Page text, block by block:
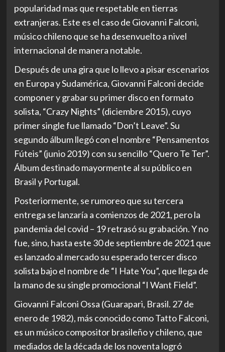
popularidad mas que respetable en tierras
extranjeras. Este es el caso de Giovanni Falconi,
músico chileno que se ha desenvuelto a nivel
internacional de manera notable.
Después de una gira que lo llevo a pisar escenarios
en Europa y Sudamérica, Giovanni Falconi decide
componer y grabar su primer disco en formato
solista, “Crazy Nights” (diciembre 2015), cuyo
primer single fue llamado “Don’t Leave”. Su
segundo álbum llegó con el nombre “Pensamentos
Fúteis” (junio 2019) con su sencillo “Quero Te Ter”.
Álbum destinado mayormente al su público en
Brasil y Portugal.
Posteriormente, se rumoreo que su tercera
entrega se lanzaría a comienzos de 2021, pero la
pandemia del covid – 19 retrasó su grabación. Y no
fue, sino, hasta este 30 de septiembre de 2021 que
es lanzado al mercado su esperado tercer disco
solista bajo el nombre de “I Hate You”, que llega de
la mano de su single promocional “I Want Field”.
Giovanni Falconi Ossa (Guarapari, Brasil. 27 de
enero de 1982), más conocido como Tatto Falconi,
es un músico compositor brasileño y chileno, que
mediados de la década de los noventa logró